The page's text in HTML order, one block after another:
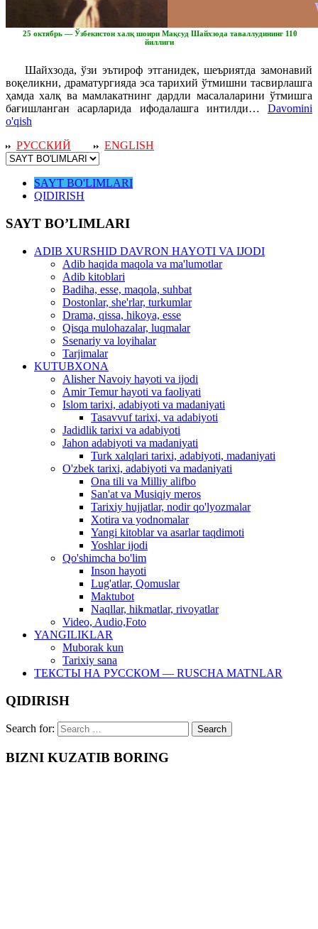
25 октябрь — Ўзбекистон халқ шоири Мақсуд Шайхзода таваллудининг 110
йиллиги
Шайхзода, ўзи эътироф этганидек, шеъриятда замонавий
воқеликни, драматургияда эса тарихий ўтмишни тасвирлашга
ҳамда халқ ва мамлакатнинг дардли масалаларини ўтмишга
бағишланган асарларида ифодалашга интилди…
Davomini
o'qish
РУССКИЙ
ENGLISH
SAYT BO'LIMLARI
QIDIRISH
SAYT BO’LIMLARI
ADIB XURSHID DAVRON HAYOTI VA IJODI
Adib haqida maqola va ma'lumotlar
Adib kitoblari
Badiha, esse, maqola, suhbat
Dostonlar, she'rlar, turkumlar
Drama, qissa, hikoya, esse
Qisqa mulohazalar, luqmalar
Ssenariy va loyihalar
Tarjimalar
KUTUBXONA
Alisher Navoiy hayoti va ijodi
Amir Temur hayoti va faoliyati
Islom tarixi, adabiyoti va madaniyati
Tasavvuf tarixi, va adabiyoti
Jadidlik tarixi va adabiyoti
Jahon adabiyoti va madaniyati
Turk xalqlari tarixi, adabiyoti, madaniyati
O'zbek tarixi, adabiyoti va madaniyati
Ona tili va Milliy alifbo
San'at va Musiqiy meros
Tarixiy hujjatlar, nodir qo'lyozmalar
Xotira va yodnomalar
Yangi kitoblar va asarlar taqdimoti
Yoshlar ijodi
Qo'shimcha bo'lim
Inson hayoti
Lug'atlar, Qomuslar
Maktubot
Naqllar, hikmatlar, rivoyatlar
Video, Audio,Foto
YANGILIKLAR
Muborak kun
Tarixiy sana
ТЕКСТЫ НА РУССКОМ — RUSCHA MATNLAR
QIDIRISH
Search for:
BIZNI KUZATIB BORING